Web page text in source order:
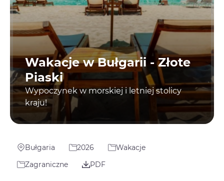
Wakacje w Bułgarii - Złote
Piaski
Wypoczynek w morskiej i letniej stolicy
kraju!
Bułgaria 2026
Wakacje
Zagraniczne
PDF